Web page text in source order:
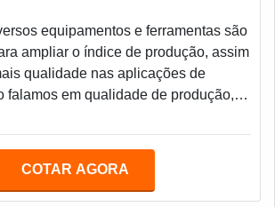
equipamentos e ferramentas são
ampliar o índice de produção, assim
qualidade nas aplicações de
falamos em qualidade de produção,
peças durante os processos de
que é aplicada
COTAR AGORA